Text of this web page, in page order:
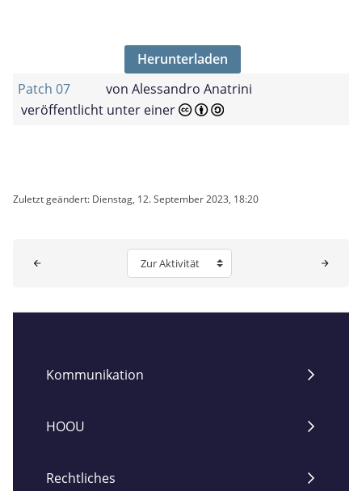
Herunterladen
Patch 07
von Alessandro Anatrini
veröffentlicht unter einer
Zuletzt geändert: Dienstag, 12. September 2023, 18:20
Zur Aktivität
Kommunikation
HOOU
Rechtliches